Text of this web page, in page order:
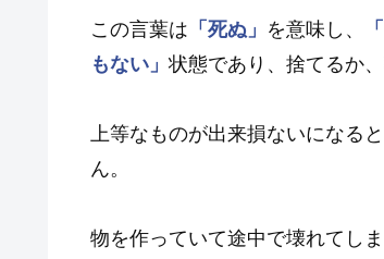
この言葉は 「死ぬ」 を意味し、
もない」状態であり、捨てるか
上等なものが出来損ないになる
ん。
物を作っていて途中で壊れてし